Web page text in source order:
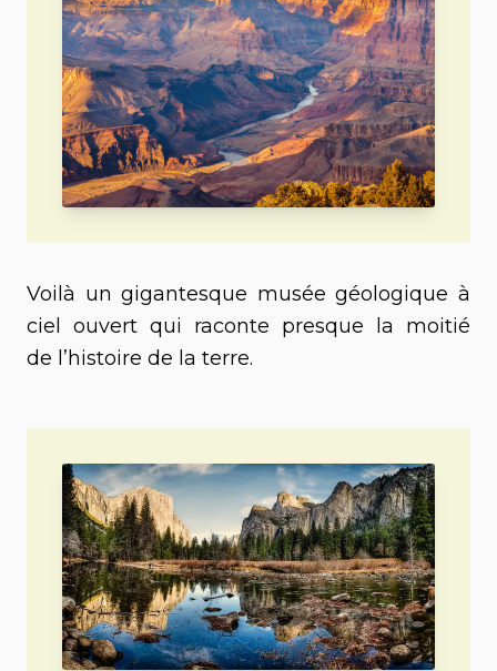
Voilà un gigantesque musée géologique à
ciel ouvert qui raconte presque la moitié
de l’histoire de la terre.